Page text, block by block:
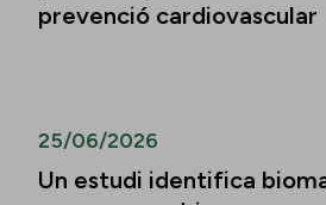
prevenció cardiovascular
25/06/2026
Un estudi identifica